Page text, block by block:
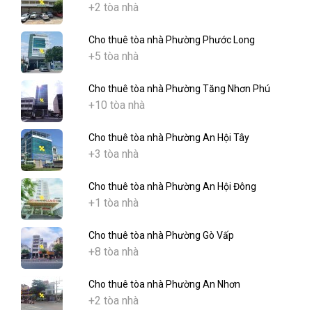
+2 tòa nhà
Cho thuê tòa nhà Phường Phước Long
+5 tòa nhà
Cho thuê tòa nhà Phường Tăng Nhơn Phú
+10 tòa nhà
Cho thuê tòa nhà Phường An Hội Tây
+3 tòa nhà
Cho thuê tòa nhà Phường An Hội Đông
+1 tòa nhà
Cho thuê tòa nhà Phường Gò Vấp
+8 tòa nhà
Cho thuê tòa nhà Phường An Nhơn
+2 tòa nhà